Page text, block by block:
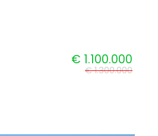
€ 1.100.000
€ 1.300.000